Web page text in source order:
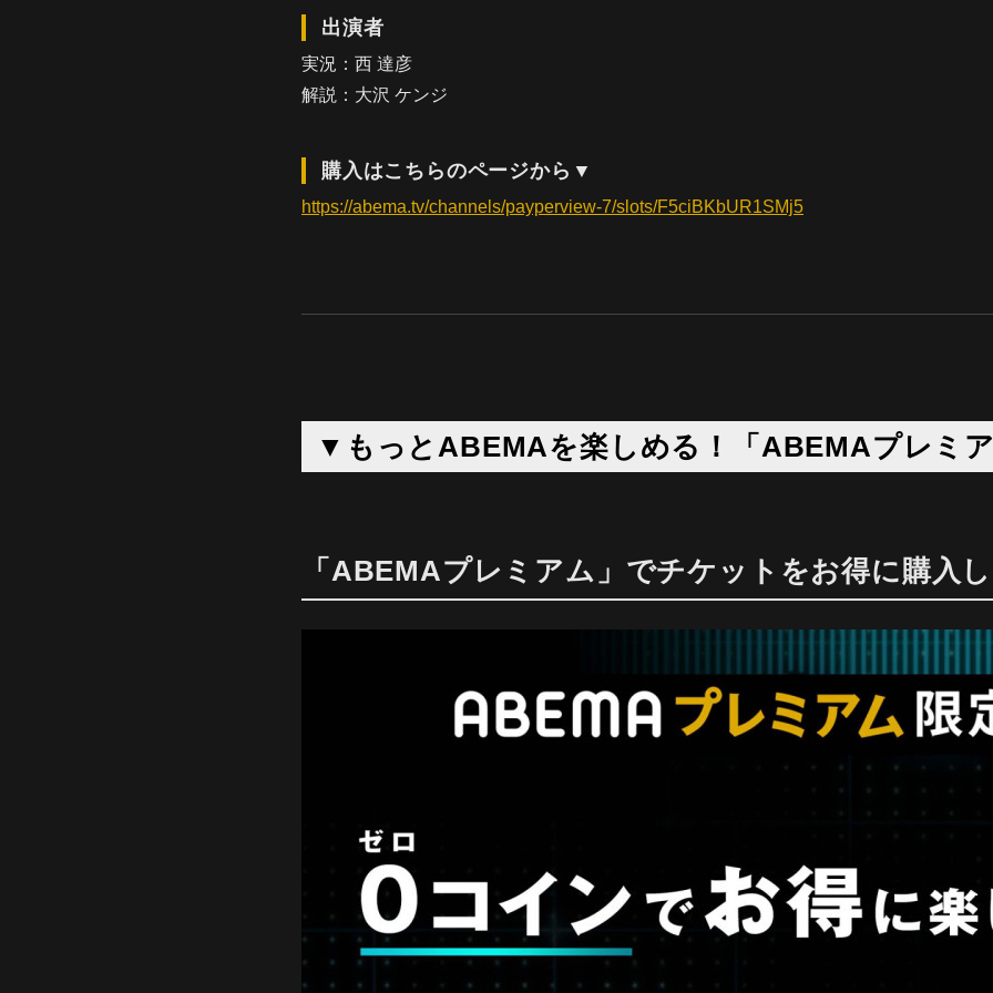
出演者
実況：西 達彦
解説：大沢 ケンジ
購入はこちらのページから▼
https://abema.tv/channels/payperview-7/slots/F5ciBKbUR1SMj5
▼もっとABEMAを楽しめる！「ABEMAプレミ
「ABEMAプレミアム」でチケットをお得に購入